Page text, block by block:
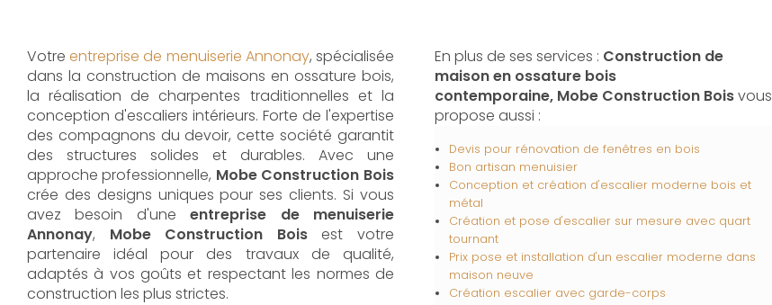
Votre entreprise de menuiserie Annonay, spécialisée
dans la construction de maisons en ossature bois,
la réalisation de charpentes traditionnelles et la
conception d'escaliers intérieurs. Forte de l'expertise
des compagnons du devoir, cette société garantit
des structures solides et durables. Avec une
approche professionnelle, Mobe Construction Bois
crée des designs uniques pour ses clients. Si vous
avez besoin d'uneentreprise de menuiserie
Annonay, Mobe Construction Boisest votre
partenaire idéal pour des travaux de qualité,
adaptés à vos goûts et respectant les normes de
construction les plus strictes.
En plus de ses services : Construction de
maison en ossature bois
contemporaine, Mobe Construction Boisvous
propose aussi :
Devis pour rénovation de fenêtres en bois
Bon artisan menuisier
Conception et création d'escalier moderne bois et
métal
Création et pose d'escalier sur mesure avec quart
tournant
Prix pose et installation d'un escalier moderne dans
maison neuve
Création escalier avec garde-corps